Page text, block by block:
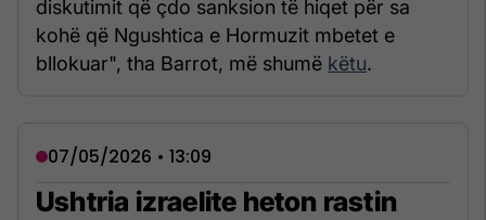
diskutimit që çdo sanksion të hiqet për sa
kohë që Ngushtica e Hormuzit mbetet e
bllokuar", tha Barrot, më shumë këtu.
07/05/2026 • 13:09
Ushtria izraelite heton rastin